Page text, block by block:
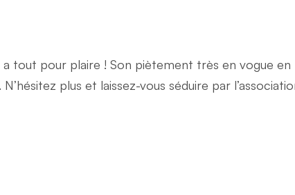
a tout pour plaire ! Son piètement très en vogue en
plus et laissez-vous séduire par